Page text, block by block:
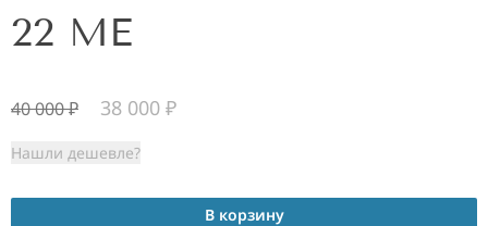
22 ME
40 000₽ 38 000 ₽
Нашли дешевле?
В корзину